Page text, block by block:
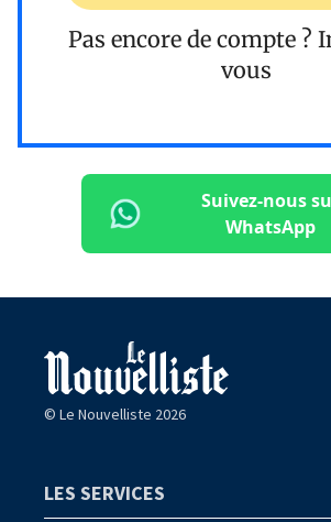
Pas encore de compte ?
vous
Suivez-nous
WhatsApp
© Le Nouvelliste 2026
LES SERVICES